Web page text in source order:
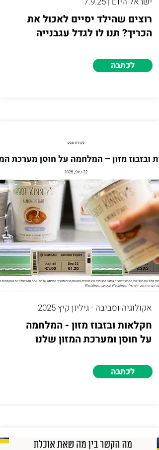
רוצים שהילד יסיים לאכול את
הכריך? תנו לו לגדל עגבנייה
לכתבה
אקולוגיה וסביבה - גיליון קיץ 2025
חקלאות ובזבוז מזון - המלחמה
על חוסן ומערכת המזון שלנו
לכתבה